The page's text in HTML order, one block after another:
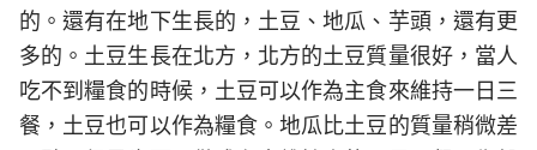
的。還有在地下生長的，土豆、地瓜、芋頭，還有更
多的。土豆生長在北方，北方的土豆質量很好，當人
吃不到糧食的時候，土豆可以作為主食來維持一日三
餐，土豆也可以作為糧食。地瓜比土豆的質量稍微差